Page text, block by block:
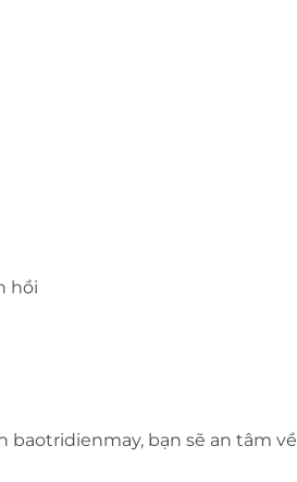
hồi
baotridienmay, bạn sẽ an tâm về